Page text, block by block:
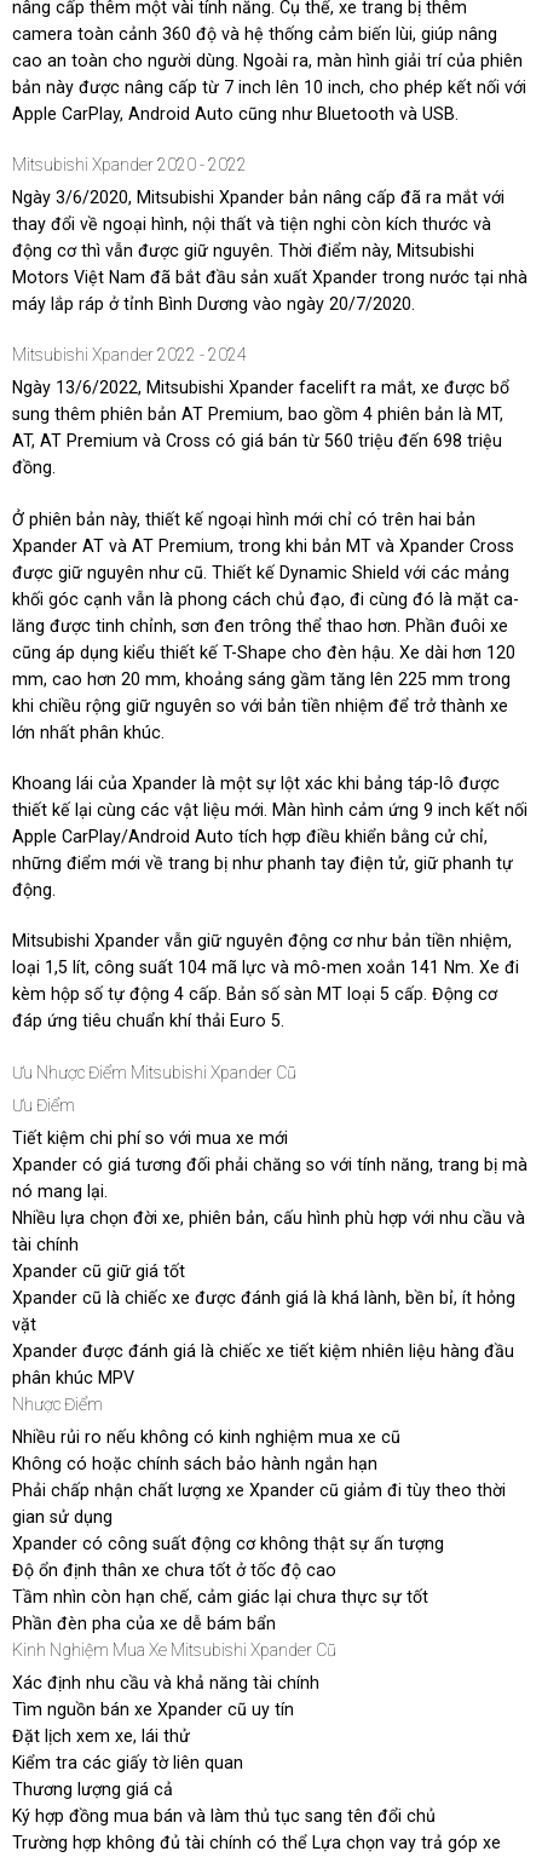
nâng cấp thêm một vài tính năng. Cụ thể, xe trang bị thêm
camera toàn cảnh 360 độ và hệ thống cảm biến lùi, giúp nâng
cao an toàn cho người dùng. Ngoài ra, màn hình giải trí của phiên
bản này được nâng cấp từ 7 inch lên 10 inch, cho phép kết nối với
Apple CarPlay, Android Auto cũng như Bluetooth và USB.
Mitsubishi Xpander 2020 - 2022
Ngày 3/6/2020, Mitsubishi Xpander bản nâng cấp đã ra mắt với
thay đổi về ngoại hình, nội thất và tiện nghi còn kích thước và
động cơ thì vẫn được giữ nguyên. Thời điểm này, Mitsubishi
Motors Việt Nam đã bắt đầu sản xuất Xpander trong nước tại nhà
máy lắp ráp ở tỉnh Bình Dương vào ngày 20/7/2020.
Mitsubishi Xpander 2022 - 2024
Ngày 13/6/2022, Mitsubishi Xpander facelift ra mắt, xe được bổ
sung thêm phiên bản AT Premium, bao gồm 4 phiên bản là MT,
AT, AT Premium và Cross có giá bán từ 560 triệu đến 698 triệu
đồng.
Ở phiên bản này, thiết kế ngoại hình mới chỉ có trên hai bản
Xpander AT và AT Premium, trong khi bản MT và Xpander Cross
được giữ nguyên như cũ. Thiết kế Dynamic Shield với các mảng
khối góc cạnh vẫn là phong cách chủ đạo, đi cùng đó là mặt ca-
lăng được tinh chỉnh, sơn đen trông thể thao hơn. Phần đuôi xe
cũng áp dụng kiểu thiết kế T-Shape cho đèn hậu. Xe dài hơn 120
mm, cao hơn 20 mm, khoảng sáng gầm tăng lên 225 mm trong
khi chiều rộng giữ nguyên so với bản tiền nhiệm để trở thành xe
lớn nhất phân khúc.
Khoang lái của Xpander là một sự lột xác khi bảng táp-lô được
thiết kế lại cùng các vật liệu mới. Màn hình cảm ứng 9 inch kết nối
Apple CarPlay/Android Auto tích hợp điều khiển bằng cử chỉ,
những điểm mới về trang bị như phanh tay điện tử, giữ phanh tự
động.
Mitsubishi Xpander vẫn giữ nguyên động cơ như bản tiền nhiệm,
loại 1,5 lít, công suất 104 mã lực và mô-men xoắn 141 Nm. Xe đi
kèm hộp số tự động 4 cấp. Bản số sàn MT loại 5 cấp. Động cơ
đáp ứng tiêu chuẩn khí thải Euro 5.
Ưu Nhược Điểm Mitsubishi Xpander Cũ
Ưu Điểm
Tiết kiệm chi phí so với mua xe mới
Xpander có giá tương đối phải chăng so với tính năng, trang bị mà
nó mang lại.
Nhiều lựa chọn đời xe, phiên bản, cấu hình phù hợp với nhu cầu và
tài chính
Xpander cũ giữ giá tốt
Xpander cũ là chiếc xe được đánh giá là khá lành, bền bỉ, ít hỏng
vặt
Xpander được đánh giá là chiếc xe tiết kiệm nhiên liệu hàng đầu
phân khúc MPV
Nhược Điểm
Nhiều rủi ro nếu không có kinh nghiệm mua xe cũ
Không có hoặc chính sách bảo hành ngắn hạn
Phải chấp nhận chất lượng xe Xpander cũ giảm đi tùy theo thời
gian sử dụng
Xpander có công suất động cơ không thật sự ấn tượng
Độ ổn định thân xe chưa tốt ở tốc độ cao
Tầm nhìn còn hạn chế, cảm giác lại chưa thực sự tốt
Phần đèn pha của xe dễ bám bẩn
Kinh Nghiệm Mua Xe Mitsubishi Xpander Cũ
Xác định nhu cầu và khả năng tài chính
Tìm nguồn bán xe Xpander cũ uy tín
Đặt lịch xem xe, lái thử
Kiểm tra các giấy tờ liên quan
Thương lượng giá cả
Ký hợp đồng mua bán và làm thủ tục sang tên đổi chủ
Trường hợp không đủ tài chính có thể Lựa chọn vay trả góp xe